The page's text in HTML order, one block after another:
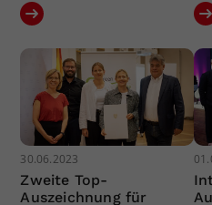
30.06.2023
Zweite Top-
Auszeichnung für